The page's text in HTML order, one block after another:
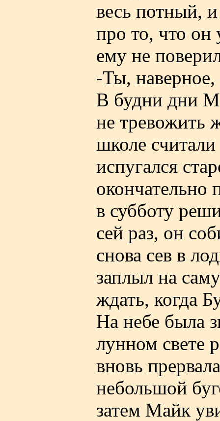
весь потный, и
про то, что он
ему не
-Ты, наверное,
В будни дни
не тревожить
школе
испугался
окончательно
в субботу
сей раз, он
снова сев в
заплыл на
ждать, когда
На небе была
лунном свете
вновь
небольшой
затем Майк